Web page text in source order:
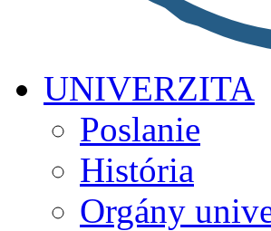
UNIVERZITA
Poslanie
História
Orgány